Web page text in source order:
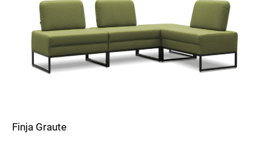
Finja Graute